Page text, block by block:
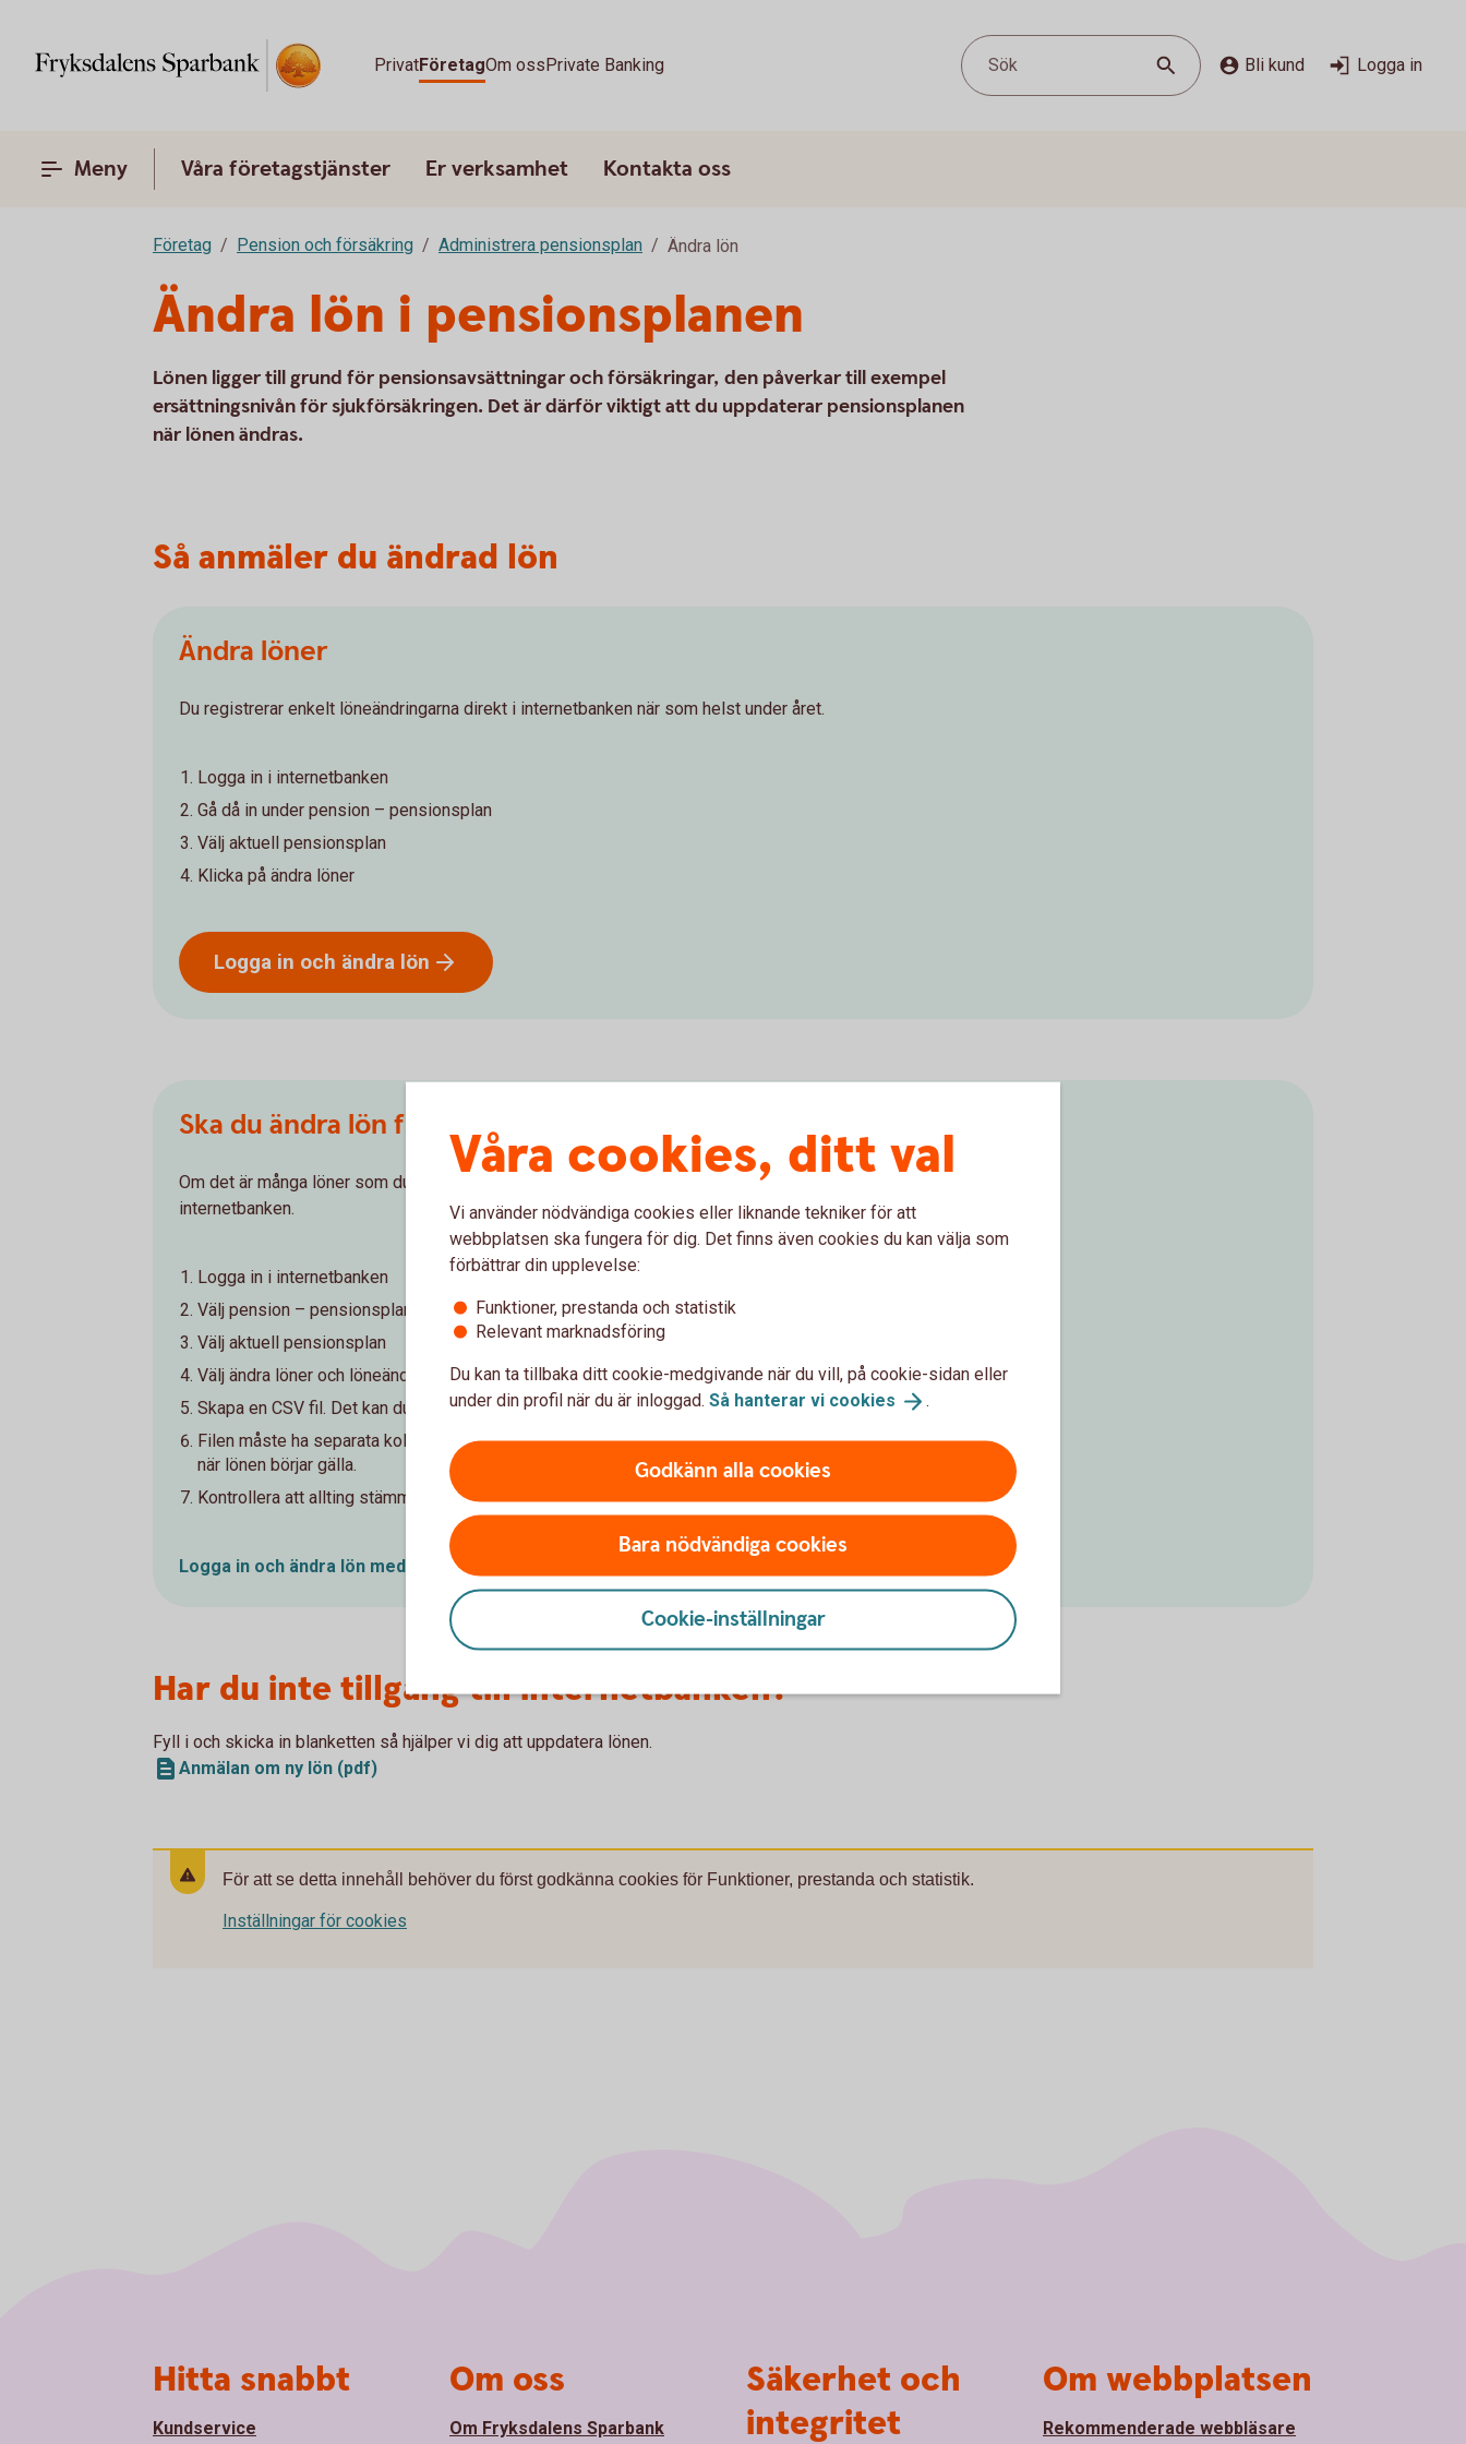
PrivatFöretagOm ossPrivate Banking Sök Bli kund Logga in
Meny Våra företagstjänster Er verksamhet Kontakta oss
Företag Pension och försäkring Administrera pensionsplan Ändra lön
Ändra lön i pensionsplanen
Lönen ligger till grund för pensionsavsättningar och försäkringar, den påverkar till exempel
ersättningsnivån för sjukförsäkringen. Det är därför viktigt att du uppdaterar pensionsplanen
när lönen ändras.
Så anmäler du ändrad lön
Ändra löner
Du registrerar enkelt löneändringarna direkt i internetbanken när som helst under året.
Logga in i internetbanken
Gå då in under pension – pensionsplan
Välj aktuell pensionsplan
Klicka på ändra löner
Logga in och ändra lön
Ska du ändra lön för många?
Om det är många löner som du ska ändra gör du det enklast med filinläsning i
internetbanken.
Logga in i internetbanken
Välj pension – pensionsplan
Välj aktuell pensionsplan
Välj ändra löner och löneändring via fil
Skapa en CSV fil. Det kan du göra genom att konvertera en Excel fil till CSV.
Filen måste ha separata kolumner och rubriker för: personnummer, ny årslön och datum
när lönen börjar gälla.
Kontrollera att allting stämmer och signera direkt i internetbanken.
Logga in och ändra lön med
Har du inte tillgång till internetbanken?
Fyll i och skicka in blanketten så hjälper vi dig att uppdatera lönen.
Anmälan om ny lön (pdf)
För att se detta innehåll behöver du först godkänna cookies för Funktioner, prestanda och statistik.
Inställningar för cookies
Våra cookies, ditt val
Vi använder nödvändiga cookies eller liknande tekniker för att
webbplatsen ska fungera för dig. Det finns även cookies du kan välja som
förbättrar din upplevelse:
Funktioner, prestanda och statistik
Relevant marknadsföring
Du kan ta tillbaka ditt cookie-medgivande när du vill, på cookie-sidan eller
under din profil när du är inloggad. Så hanterar vi cookies .
Godkänn alla cookies
Bara nödvändiga cookies
Cookie-inställningar
Hitta snabbt
Kundservice
Om oss
Om Fryksdalens Sparbank
Säkerhet och
integritet
Om webbplatsen
Rekommenderade webbläsare